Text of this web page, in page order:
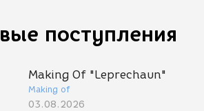
поступления
Making Of "Leprechaun"
Making of
03.08.2026